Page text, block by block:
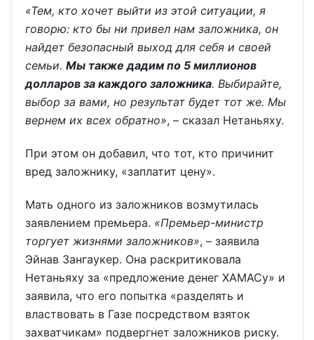
«Тем, кто хочет выйти из этой ситуации, я
говорю: кто бы ни привел нам заложника, он
найдет безопасный выход для себя и своей
семьи. Мы также дадим по 5 миллионов
долларов за каждого заложника. Выбирайте,
выбор за вами, но результат будет тот же. Мы
вернем их всех обратно», – сказал Нетаньяху.
При этом он добавил, что тот, кто причинит
вред заложнику, «заплатит цену».
Мать одного из заложников возмутилась
заявлением премьера. «Премьер-министр
торгует жизнями заложников», – заявила
Эйнав Зангаукер. Она раскритиковала
Нетаньяху за «предложение денег ХАМАСу» и
заявила, что его попытка «разделять и
властвовать в Газе посредством взяток
захватчикам» подвергнет заложников риску.